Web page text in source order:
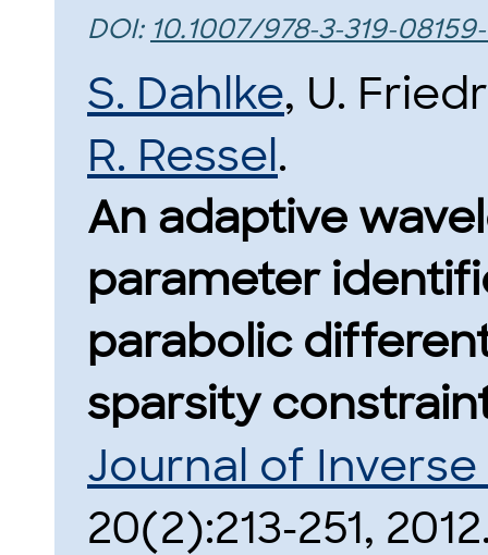
DOI: 10.1007/978-3-319-
S. Dahlke, U.
R. Ressel.
An adaptive
parameter
parabolic
sparsity
Journal of
20(2):213-251,